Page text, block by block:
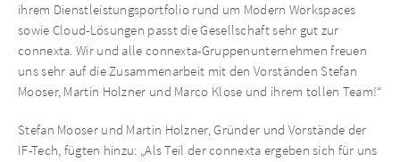
ihrem Dienstleistungsportfolio rund um Modern Workspaces
sowie Cloud-Lösungen passt die Gesellschaft sehr gut zur
connexta. Wir und alle connexta-Gruppenunternehmen freuen
uns sehr auf die Zusammenarbeit mit den Vorständen Stefan
Mooser, Martin Holzner und Marco Klose und ihrem tollen Team!“
Stefan Mooser und Martin Holzner, Gründer und Vorstände der
IF-Tech, fügten hinzu: „Als Teil der connexta ergeben sich für uns